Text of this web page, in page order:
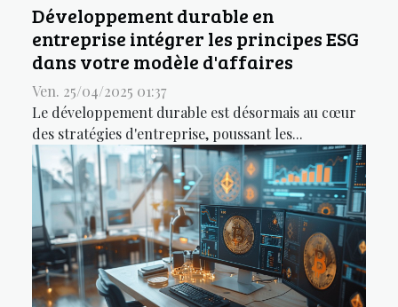
Développement durable en
entreprise intégrer les principes ESG
dans votre modèle d'affaires
Ven. 25/04/2025 01:37
Le développement durable est désormais au cœur
des stratégies d'entreprise, poussant les...